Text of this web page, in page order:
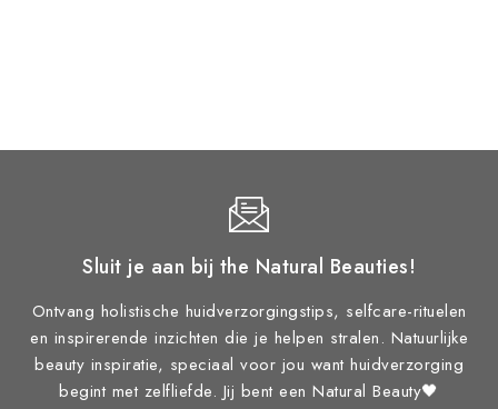
Sluit je aan bij the Natural Beauties!
Ontvang holistische huidverzorgingstips, selfcare-rituelen
en inspirerende inzichten die je helpen stralen. Natuurlijke
beauty inspiratie, speciaal voor jou want huidverzorging
begint met zelfliefde. Jij bent een Natural Beauty🖤